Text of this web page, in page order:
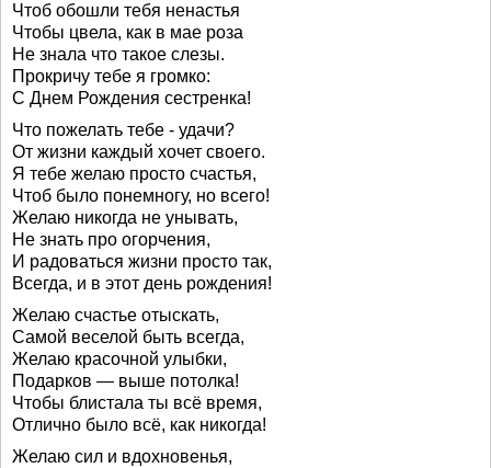
Чтоб обошли тебя ненастья
Чтобы цвела, как в мае роза
Не знала что такое слезы.
Прокричу тебе я громко:
С Днем Рождения сестренка!
Что пожелать тебе - удачи?
От жизни каждый хочет своего.
Я тебе желаю просто счастья,
Чтоб было понемногу, но всего!
Желаю никогда не унывать,
Не знать про огорчения,
И радоваться жизни просто так,
Всегда, и в этот день рождения!
Желаю счастье отыскать,
Самой веселой быть всегда,
Желаю красочной улыбки,
Подарков — выше потолка!
Чтобы блистала ты всё время,
Отлично было всё, как никогда!
Желаю сил и вдохновенья,